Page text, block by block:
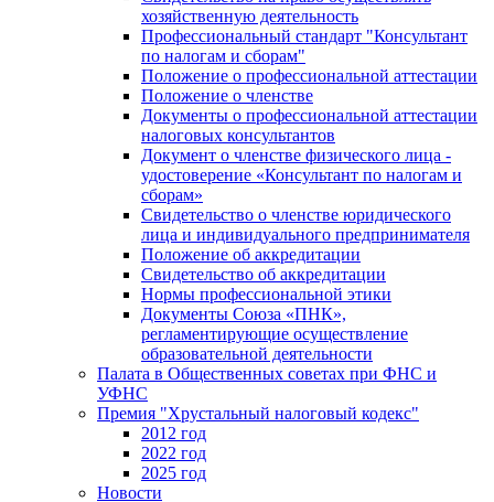
хозяйственную деятельность
Профессиональный стандарт "Консультант
по налогам и сборам"
Положение о профессиональной аттестации
Положение о членстве
Документы о профессиональной аттестации
налоговых консультантов
Документ о членстве физического лица -
удостоверение «Консультант по налогам и
сборам»
Свидетельство о членстве юридического
лица и индивидуального предпринимателя
Положение об аккредитации
Свидетельство об аккредитации
Нормы профессиональной этики
Документы Союза «ПНК»,
регламентирующие осуществление
образовательной деятельности
Палата в Общественных советах при ФНС и
УФНС
Премия "Хрустальный налоговый кодекс"
2012 год
2022 год
2025 год
Новости